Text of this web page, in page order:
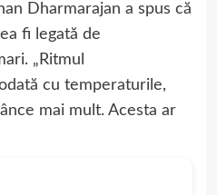
Dharmarajan a spus că
fi legată de
„Ritmul
cu temperaturile,
mai mult. Acesta ar